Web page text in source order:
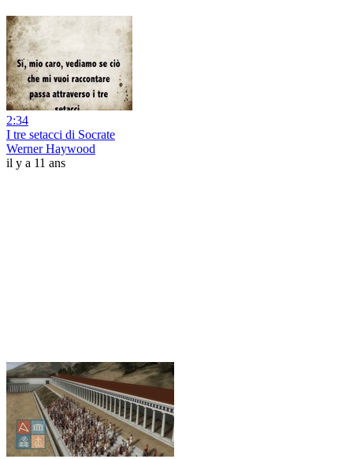
2:34
I tre setacci di Socrate
Werner Haywood
il y a 11 ans